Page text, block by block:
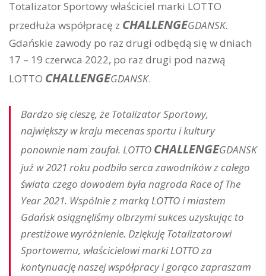
Totalizator Sportowy właściciel marki LOTTO
przedłuża współpracę z CHALLENGEGDANSK.
Gdańskie zawody po raz drugi odbędą się w dniach
17 – 19 czerwca 2022, po raz drugi pod nazwą
LOTTO CHALLENGEGDANSK.
Bardzo się cieszę, że Totalizator Sportowy,
największy w kraju mecenas sportu i kultury
ponownie nam zaufał. LOTTO CHALLENGEGDANSK
już w 2021 roku podbiło serca zawodników z całego
świata czego dowodem była nagroda Race of The
Year 2021. Wspólnie z marką LOTTO i miastem
Gdańsk osiągnęliśmy olbrzymi sukces uzyskując to
prestiżowe wyróżnienie. Dziękuję Totalizatorowi
Sportowemu, właścicielowi marki LOTTO za
kontynuację naszej współpracy i gorąco zapraszam